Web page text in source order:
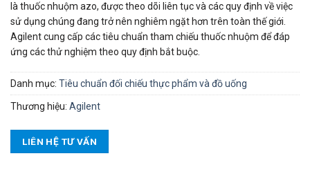
là thuốc nhuộm azo, được theo dõi liên tục và các quy định về việc
sử dụng chúng đang trở nên nghiêm ngặt hơn trên toàn thế giới.
Agilent cung cấp các tiêu chuẩn tham chiếu thuốc nhuộm để đáp
ứng các thử nghiệm theo quy định bắt buộc.
Danh mục: Tiêu chuẩn đối chiếu thực phẩm và đồ uống
Thương hiệu: Agilent
LIÊN HỆ TƯ VẤN